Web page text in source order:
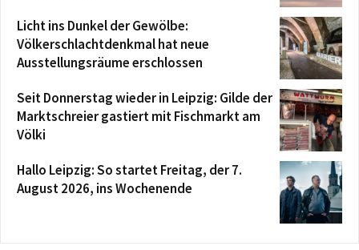
Licht ins Dunkel der Gewölbe:
Völkerschlachtdenkmal hat neue
Ausstellungsräume erschlossen
Seit Donnerstag wieder in Leipzig: Gilde der
Marktschreier gastiert mit Fischmarkt am
Völki
Hallo Leipzig: So startet Freitag, der 7.
August 2026, ins Wochenende